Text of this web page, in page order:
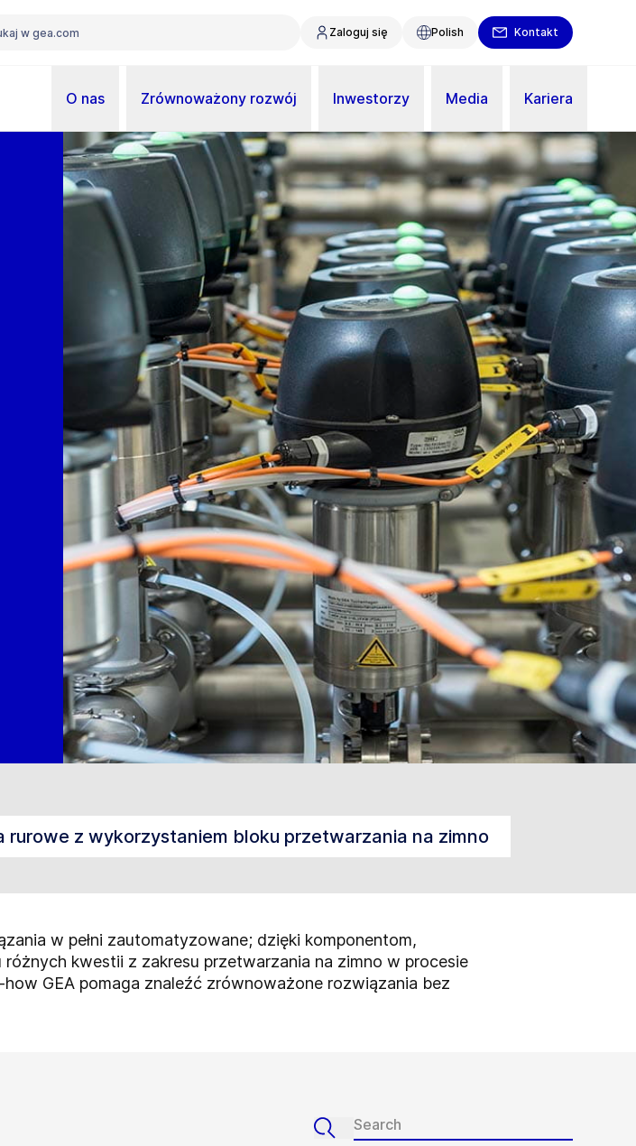
Zaloguj się Polish Kontakt
O nas Zrównoważony rozwój Inwestorzy Media Kariera
rurowe z wykorzystaniem bloku przetwarzania na zimno
w pełni zautomatyzowane; dzięki komponentom,
kwestii z zakresu przetwarzania na zimno w procesie
GEA pomaga znaleźć zrównoważone rozwiązania bez